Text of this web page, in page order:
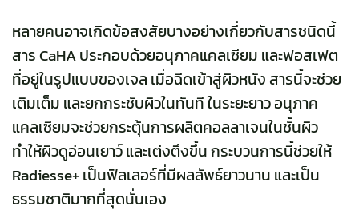
หลายคนอาจเกิดข้อสงสัยบางอย่างเกี่ยวกับสารชนิดนี้
สาร CaHA ประกอบด้วยอนุภาคแคลเซียม และฟอสเฟต
ที่อยู่ในรูปแบบของเจล เมื่อฉีดเข้าสู่ผิวหนัง สารนี้จะช่วย
เติมเต็ม และยกกระชับผิวในทันที ในระยะยาว อนุภาค
แคลเซียมจะช่วยกระตุ้นการผลิตคอลลาเจนในชั้นผิว
ทำให้ผิวดูอ่อนเยาว์ และเต่งตึงขึ้น กระบวนการนี้ช่วยให้
Radiesse+เป็นฟิลเลอร์ที่มีผลลัพธ์ยาวนาน และเป็น
ธรรมชาติมากที่สุดนั่นเอง